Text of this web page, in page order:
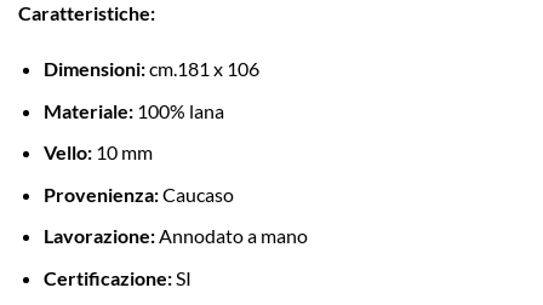
Caratteristiche:
Dimensioni:cm.181 x 106
Materiale: 100% lana
Vello:10 mm
Provenienza:Caucaso
Lavorazione:Annodato a mano
Certificazione:SI